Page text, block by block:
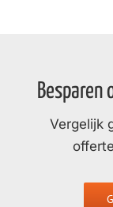
Besparen
Vergelijk